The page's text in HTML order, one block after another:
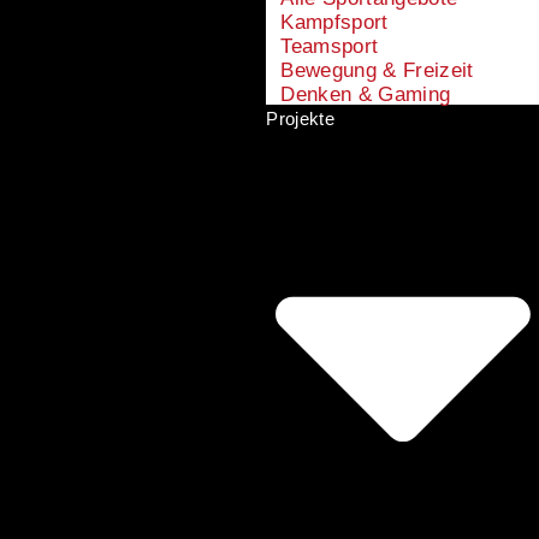
Kampfsport
Teamsport
Bewegung & Freizeit
Denken & Gaming
Projekte